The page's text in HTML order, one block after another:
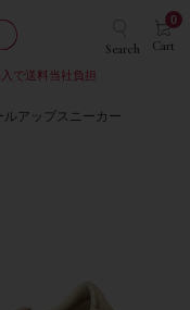
Search Cart
0
で送料当社負担
ルアップスニーカー